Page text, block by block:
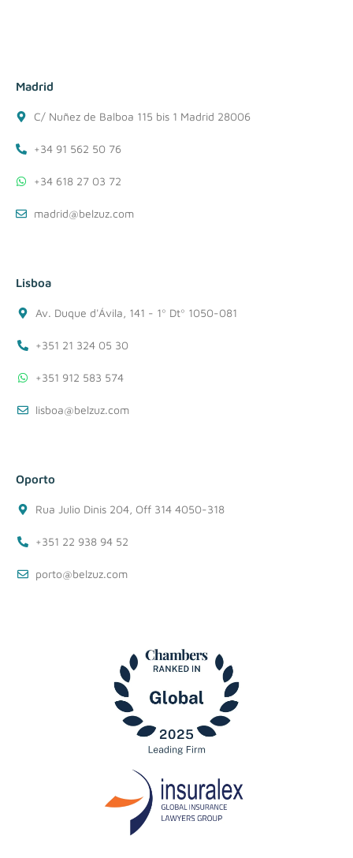
Madrid
C/ Nuñez de Balboa 115 bis 1 Madrid 28006
+34 91 562 50 76
+34 618 27 03 72
madrid@belzuz.com
Lisboa
Av. Duque d'Ávila, 141 - 1º Dtº 1050-081
+351 21 324 05 30
+351 912 583 574
lisboa@belzuz.com
Oporto
Rua Julio Dinis 204, Off 314 4050-318
+351 22 938 94 52
porto@belzuz.com